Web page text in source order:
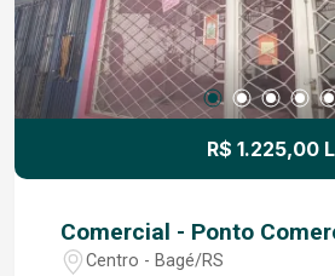
R$ 1.225,00 L
Comercial - Ponto
Centro - Bagé/RS